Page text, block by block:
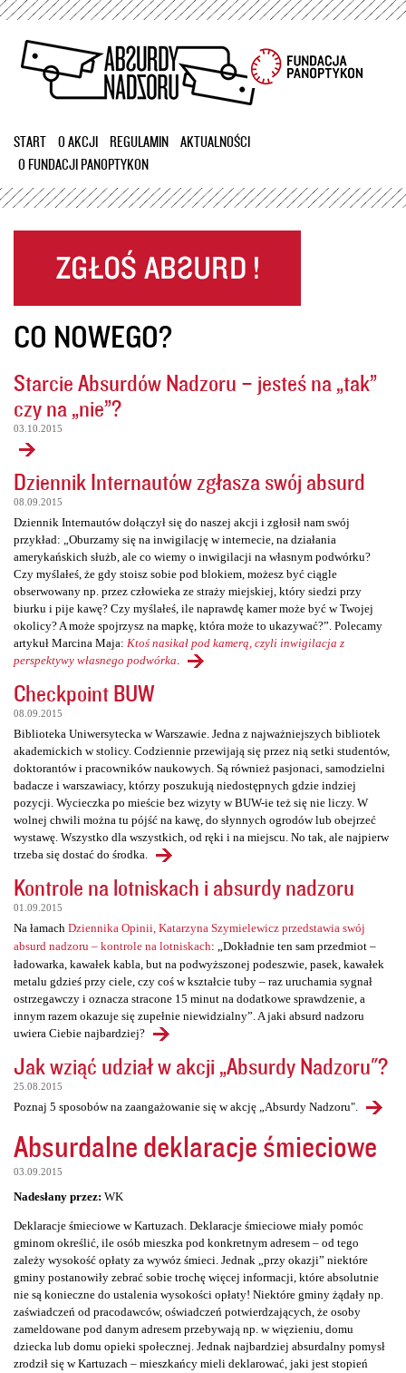
Przejdź
treści
START O AKCJI REGULAMIN
AKTUALNOŚCI
O FUNDACJI PANOPTYKON
CO NOWEGO?
Starcie Absurdów Nadzoru – jesteś na „tak”
czy na „nie”?
03.10.2015
Dziennik Internautów zgłasza swój absurd
08.09.2015
Dziennik Internautów dołączył się do naszej akcji i zgłosił nam swój
przykład: „Oburzamy się na inwigilację w internecie, na działania
amerykańskich służb, ale co wiemy o inwigilacji na własnym podwórku?
Czy myślałeś, że gdy stoisz sobie pod blokiem, możesz być ciągle
obserwowany np. przez człowieka ze straży miejskiej, który siedzi przy
biurku i pije kawę? Czy myślałeś, ile naprawdę kamer może być w Twojej
okolicy? A może spojrzysz na mapkę, która może to ukazywać?”. Polecamy
artykuł Marcina Maja: Ktoś nasikał pod kamerą, czyli inwigilacja z
perspektywy własnego podwórka
Checkpoint BUW
08.09.2015
Biblioteka Uniwersytecka w Warszawie. Jedna z najważniejszych bibliotek
akademickich w stolicy. Codziennie przewijają się przez nią setki studentów,
doktorantów i pracowników naukowych. Są również pasjonaci, samodzielni
badacze i warszawiacy, którzy poszukują niedostępnych gdzie indziej
pozycji. Wycieczka po mieście bez wizyty w BUW-ie też się nie liczy. W
wolnej chwili można tu pójść na kawę, do słynnych ogrodów lub obejrzeć
wystawę. Wszystko dla wszystkich, od ręki i na miejscu. No tak, ale najpierw
trzeba się dostać do środka.
Kontrole na lotniskach i absurdy nadzoru
01.09.2015
Na łamach Dziennika Opinii, Katarzyna Szymielewicz przedstawia swój
absurd nadzoru – kontrole na lotniskach: „Dokładnie ten sam przedmiot –
ładowarka, kawałek kabla, but na podwyższonej podeszwie, pasek, kawałek
metalu gdzieś przy ciele, czy coś w kształcie tuby – raz uruchamia sygnał
ostrzegawczy i oznacza stracone 15 minut na dodatkowe sprawdzenie, a
innym razem okazuje się zupełnie niewidzialny”. A jaki absurd nadzoru
uwiera Ciebie najbardziej?
Jak wziąć udział w akcji „Absurdy Nadzoru"?
25.08.2015
Poznaj 5 sposobów na zaangażowanie się w akcję „Absurdy Nadzoru".
Absurdalne deklaracje śmieciowe
03.09.2015
Nadesłany przez: WK
Deklaracje śmieciowe w Kartuzach. Deklaracje śmieciowe miały pomóc
gminom określić, ile osób mieszka pod konkretnym adresem – od tego
zależy wysokość opłaty za wywóz śmieci. Jednak „przy okazji” niektóre
gminy postanowiły zebrać sobie trochę więcej informacji, które absolutnie
nie są konieczne do ustalenia wysokości opłaty! Niektóre gminy żądały np.
zaświadczeń od pracodawców, oświadczeń potwierdzających, że osoby
zameldowane pod danym adresem przebywają np. w więzieniu, domu
dziecka lub domu opieki społecznej. Jednak najbardziej absurdalny pomysł
zrodził się w Kartuzach – mieszkańcy mieli deklarować, jaki jest stopień